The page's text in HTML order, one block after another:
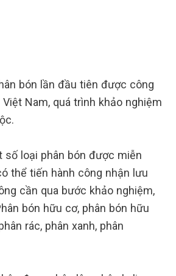
bón lần đầu tiên được công
Nam, quá trình khảo nghiệm
số loại phân bón được miễn
thể tiến hành công nhận lưu
cần qua bước khảo nghiệm,
bón hữu cơ, phân bón hữu
rác, phân xanh, phân